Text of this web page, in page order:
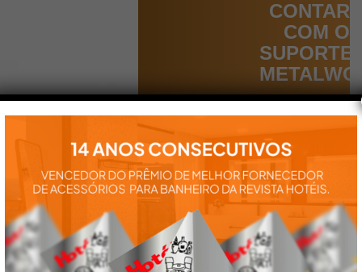
CONTAR
COM O
SUPORTE
Aqui você
encontra tudo
instalação e
nossos
produtos:
manuais,
vídeos,
catálogos e
tudo mais que
precisa.